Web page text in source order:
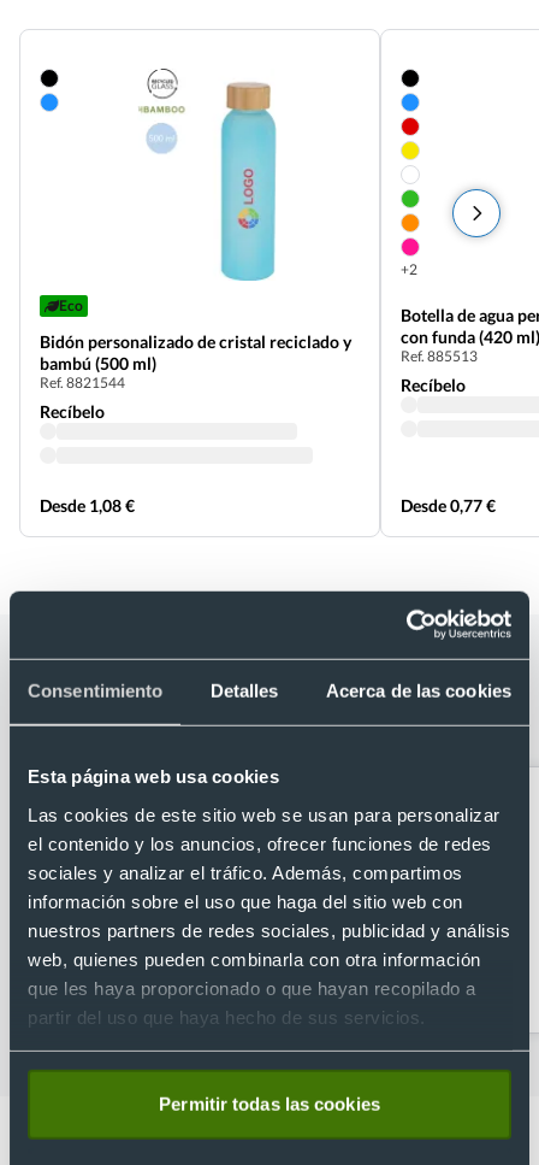
Consentimiento Detalles Acerca de las cookies
Esta página web usa cookies
Las cookies de este sitio web se usan para personalizar
el contenido y los anuncios, ofrecer funciones de redes
sociales y analizar el tráfico. Además, compartimos
información sobre el uso que haga del sitio web con
nuestros partners de redes sociales, publicidad y análisis
web, quienes pueden combinarla con otra información
que les haya proporcionado o que hayan recopilado a
partir del uso que haya hecho de sus servicios.
Permitir todas las cookies
Eco
Bidón personalizado de cristal reciclado y
bambú (500 ml)
Ref. 8821544
Recíbelo
Desde 1,08 €
+2
Botella de agua
con funda (420 ml)
Ref. 885513
Recíbelo
Desde 0,77 €
Categorías relacionadas con Bidón de
cristal reciclado para merchandising
(650 ml)
Abridores
personalizados
Artículos para la cocina